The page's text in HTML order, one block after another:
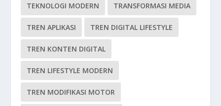
TEKNOLOGI MODERN TRANSFORMASI MEDIA
TREN APLIKASI TREN DIGITAL LIFESTYLE
TREN KONTEN DIGITAL
TREN LIFESTYLE MODERN
TREN MODIFIKASI MOTOR